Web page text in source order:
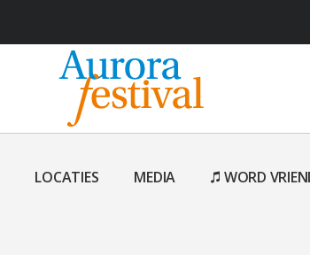
LOCATIES MEDIA WORD